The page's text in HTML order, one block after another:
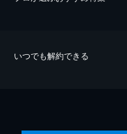
いつでも解約できる